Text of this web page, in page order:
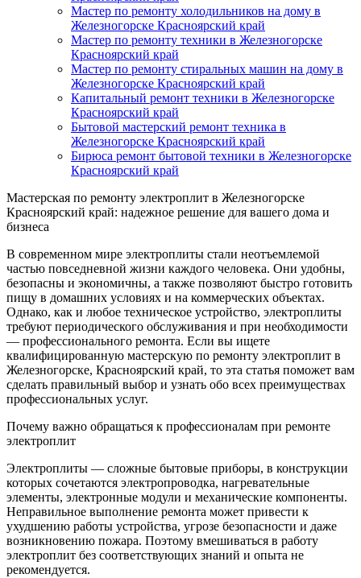
Мастер по ремонту холодильников на дому в
Железногорске Красноярский край
Мастер по ремонту техники в Железногорске
Красноярский край
Мастер по ремонту стиральных машин на дому в
Железногорске Красноярский край
Капитальный ремонт техники в Железногорске
Красноярский край
Бытовой мастерский ремонт техника в
Железногорске Красноярский край
Бирюса ремонт бытовой техники в Железногорске
Красноярский край
Мастерская по ремонту электроплит в Железногорске
Красноярский край: надежное решение для вашего дома и
бизнеса
В современном мире электроплиты стали неотъемлемой
частью повседневной жизни каждого человека. Они удобны,
безопасны и экономичны, а также позволяют быстро готовить
пищу в домашних условиях и на коммерческих объектах.
Однако, как и любое техническое устройство, электроплиты
требуют периодического обслуживания и при необходимости
— профессионального ремонта. Если вы ищете
квалифицированную мастерскую по ремонту электроплит в
Железногорске, Красноярский край, то эта статья поможет вам
сделать правильный выбор и узнать обо всех преимуществах
профессиональных услуг.
Почему важно обращаться к профессионалам при ремонте
электроплит
Электроплиты — сложные бытовые приборы, в конструкции
которых сочетаются электропроводка, нагревательные
элементы, электронные модули и механические компоненты.
Неправильное выполнение ремонта может привести к
ухудшению работы устройства, угрозе безопасности и даже
возникновению пожара. Поэтому вмешиваться в работу
электроплит без соответствующих знаний и опыта не
рекомендуется.